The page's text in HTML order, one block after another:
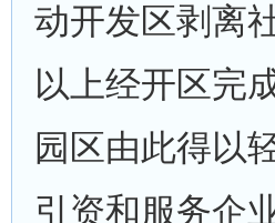
动开发区剥离
以上经开区完
园区由此得以
引资和服务企